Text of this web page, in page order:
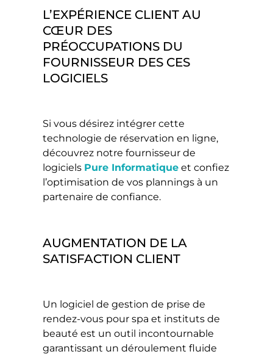
L’EXPÉRIENCE CLIENT AU
CŒUR DES
PRÉOCCUPATIONS DU
FOURNISSEUR DES CES
LOGICIELS
Si vous désirez intégrer cette
technologie de réservation en ligne,
découvrez notre fournisseur de
logiciels Pure Informatique et confiez
l’optimisation de vos plannings à un
partenaire de confiance.
AUGMENTATION DE LA
SATISFACTION CLIENT
Un logiciel de gestion de prise de
rendez-vous pour spa et instituts de
beauté est un outil incontournable
garantissant un déroulement fluide